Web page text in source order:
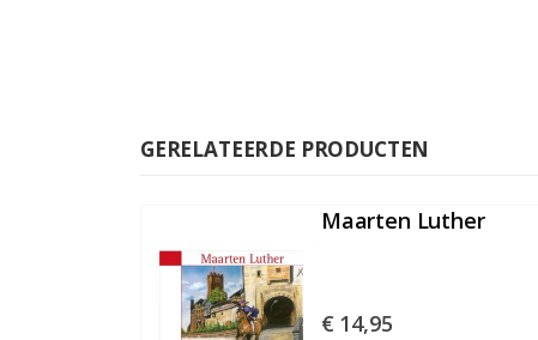
GERELATEERDE PRODUCTEN
Maarten Luther
€ 14,95